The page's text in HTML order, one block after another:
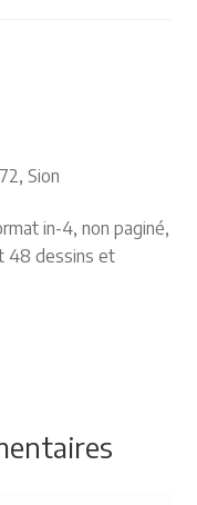
Sion
in-4, non paginé,
48 dessins et